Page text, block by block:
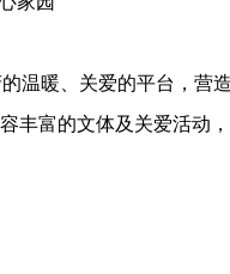
温暖、关爱的平台，营
富的文体及关爱活动